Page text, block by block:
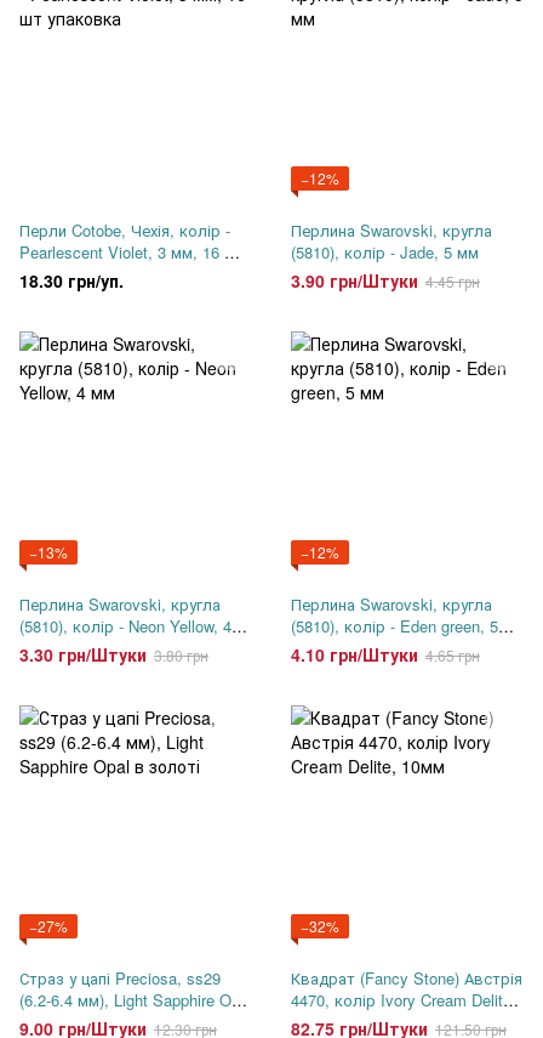
Перли Cotobe, Чехія, колір -
Pearlescent Violet, 3 мм, 16 шт
упаковка
18.30 грн/уп.
−12%
Перлина Swarovski, кругла
(5810), колір - Jade, 5 мм
3.90 грн/Штуки 4.45 грн
−13%
Перлина Swarovski, кругла
(5810), колір - Neon Yellow, 4
мм
3.30 грн/Штуки 3.80 грн
−12%
Перлина Swarovski, кругла
(5810), колір - Eden green, 5
мм
4.10 грн/Штуки 4.65 грн
−27%
Страз у цапі Preciosa, ss29
(6.2-6.4 мм), Light Sapphire Opal
в золоті
9.00 грн/Штуки 12.30 грн
−32%
Квадрат (Fancy Stone) Австрія
4470, колір Ivory Cream Delite,
10мм
82.75 грн/Штуки 121.50 грн